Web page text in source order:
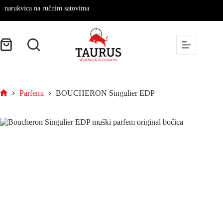
na ručnim satovima
Parfemi BOUCHERON Singulier EDP